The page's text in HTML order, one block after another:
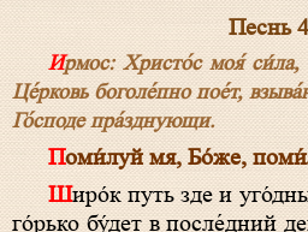
Песнь
Ирмос: Хри­сто́с моя́ си́ла, Бог и Гос­по́дь, че­ст­на́я
Це́р­ковь бо­голе́пно пое́т,
Го́с­по­де пра́зднующи.
Поми́луй мя, Бо́­же,
Широ́к путь зде и уго́дный сла́сти твори́ти, но
го́рько бу́дет в после́дний